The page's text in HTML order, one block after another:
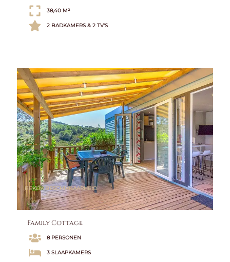
38,40 M²
2 BADKAMERS & 2 TV'S
BEKIJK BESCHIKBAARHEID
Family Cottage
8 PERSONEN
3 SLAAPKAMERS